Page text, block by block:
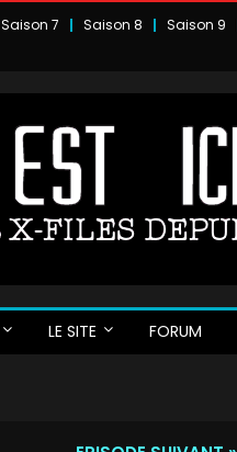
Saison 7 Saison 8 Saison 9
LE SITE FORUM